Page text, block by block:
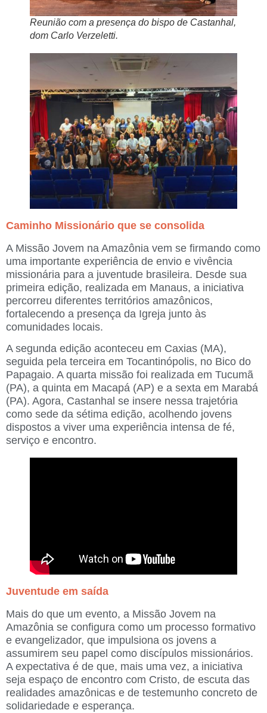
Reunião com a presença do bispo de Castanhal,
dom Carlo Verzeletti.
Caminho Missionário que se consolida
A Missão Jovem na Amazônia vem se firmando como
uma importante experiência de envio e vivência
missionária para a juventude brasileira. Desde sua
primeira edição, realizada em Manaus, a iniciativa
percorreu diferentes territórios amazônicos,
fortalecendo a presença da Igreja junto às
comunidades locais.
A segunda edição aconteceu em Caxias (MA),
seguida pela terceira em Tocantinópolis, no Bico do
Papagaio. A quarta missão foi realizada em Tucumã
(PA), a quinta em Macapá (AP) e a sexta em Marabá
(PA). Agora, Castanhal se insere nessa trajetória
como sede da sétima edição, acolhendo jovens
dispostos a viver uma experiência intensa de fé,
serviço e encontro.
Juventude em saída
Mais do que um evento, a Missão Jovem na
Amazônia se configura como um processo formativo
e evangelizador, que impulsiona os jovens a
assumirem seu papel como discípulos missionários.
A expectativa é de que, mais uma vez, a iniciativa
seja espaço de encontro com Cristo, de escuta das
realidades amazônicas e de testemunho concreto de
solidariedade e esperança.